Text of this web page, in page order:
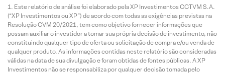
Este relatório de análise foi elaborado pela XP Investimentos CCTVM S.A.
(“XP Investimentos ou XP”) de acordo com todas as exigências previstas na
Resolução CVM 20/2021, tem como objetivo fornecer informações que
possam auxiliar o investidor a tomar sua própria decisão de investimento, não
constituindo qualquer tipo de oferta ou solicitação de compra e/ou venda de
qualquer produto. As informações contidas neste relatório são consideradas
válidas na data de sua divulgação e foram obtidas de fontes públicas. A XP
Investimentos não se responsabiliza por qualquer decisão tomada pelo